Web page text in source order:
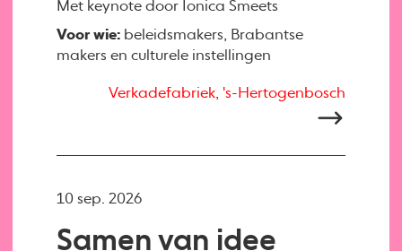
Met keynote door Ionica Smeets
Voor wie: beleidsmakers, Brabantse
makers en culturele instellingen
Verkadefabriek, 's-Hertogenbosch
Samen van idee
10 sep. 2026